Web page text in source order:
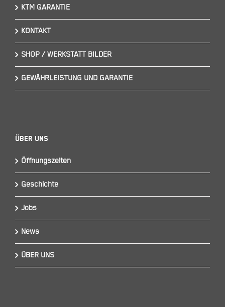
KTM GARANTIE
KONTAKT
SHOP / WERKSTATT BILDER
GEWÄHRLEISTUNG UND GARANTIE
Über Uns
Öffnungszeiten
Geschichte
Jobs
News
ÜBER UNS